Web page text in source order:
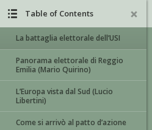
Table of Contents
La battaglia elettorale dell’USI
Panorama elettorale di Reggio
Emilia (Mario Quirino)
L’Europa vista dal Sud (Lucio
Libertini)
Come si arrivò al patto d’azione